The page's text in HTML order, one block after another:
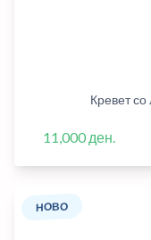
Кревет
11,000 ден.
НОВО